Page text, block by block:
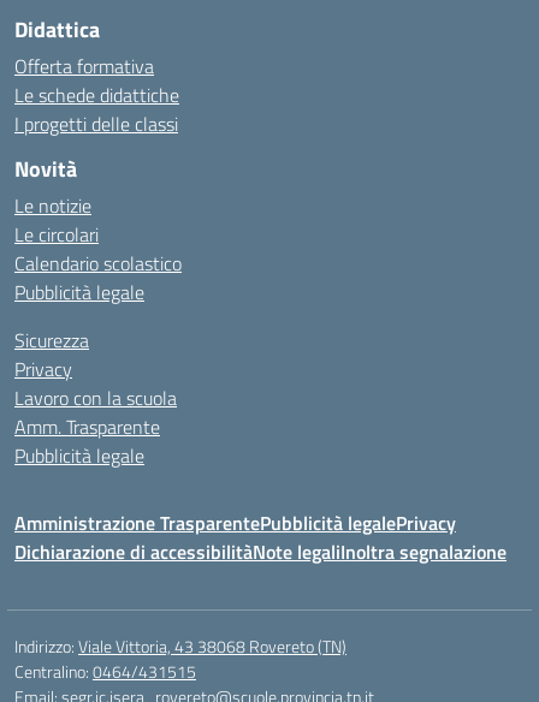
Didattica
Offerta formativa
Le schede didattiche
I progetti delle classi
Novità
Le notizie
Le circolari
Calendario scolastico
Pubblicità legale
Sicurezza
Privacy
Lavoro con la scuola
Amm. Trasparente
Pubblicità legale
Amministrazione TrasparentePubblicità legalePrivacy
Dichiarazione di accessibilitàNote legaliInoltra segnalazione
Indirizzo:Viale Vittoria, 43 38068 Rovereto (TN)
Centralino:0464/431515
Email:segr.ic.isera_rovereto@scuole.provincia.tn.it